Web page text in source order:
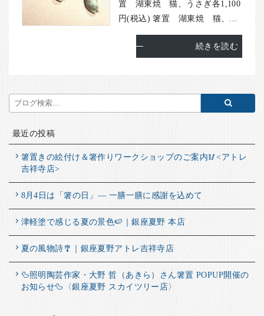
置 湖東焼 猫、うさぎ各1,100
円(税込) 箸置 湖東焼 猫、...
続きを読む
最近の投稿
箸置きの絵付け＆箸作りワークショップのご案内🥢<アトレ
吉祥寺店>
8月4日は「箸の日」― 一膳一膳に感謝を込めて
津軽塗で感じる夏の景色🍉｜銀座夏野 本店
夏の風物詩🎐｜銀座夏野アトレ吉祥寺店
🦆照明陶芸作家・大野 哲（あきら）さん箸置 POPUP開催の
お知らせ🦆〈銀座夏野 スカイツリー店〉